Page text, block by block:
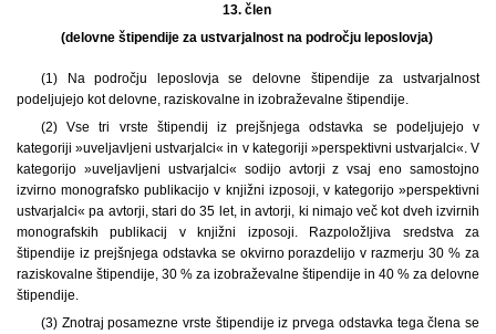
13. člen
(delovne štipendije za ustvarjalnost na področju leposlovja)
(1)
Na področju leposlovja se delovne štipendije za ustvarjalnost
podeljujejo kot delovne, raziskovalne in izobraževalne štipendije.
(2) Vse tri vrste štipendij iz prejšnjega odstavka se podeljujejo v
kategoriji »uveljavljeni ustvarjalci« in v kategoriji »perspektivni ustvarjalci«. V
kategorijo »uveljavljeni ustvarjalci« sodijo avtorji z vsaj eno samostojno
izvirno monografsko publikacijo v knjižni izposoji, v kategorijo »perspektivni
ustvarjalci« pa avtorji, stari do 35 let, in avtorji, ki nimajo več kot dveh izvirnih
monografskih publikacij v knjižni izposoji. Razpoložljiva sredstva za
štipendije iz prejšnjega odstavka se okvirno porazdelijo v razmerju 30 % za
raziskovalne štipendije, 30 % za izobraževalne štipendije in 40 % za delovne
štipendije.
(3) Znotraj posamezne vrste štipendije iz prvega odstavka tega člena se